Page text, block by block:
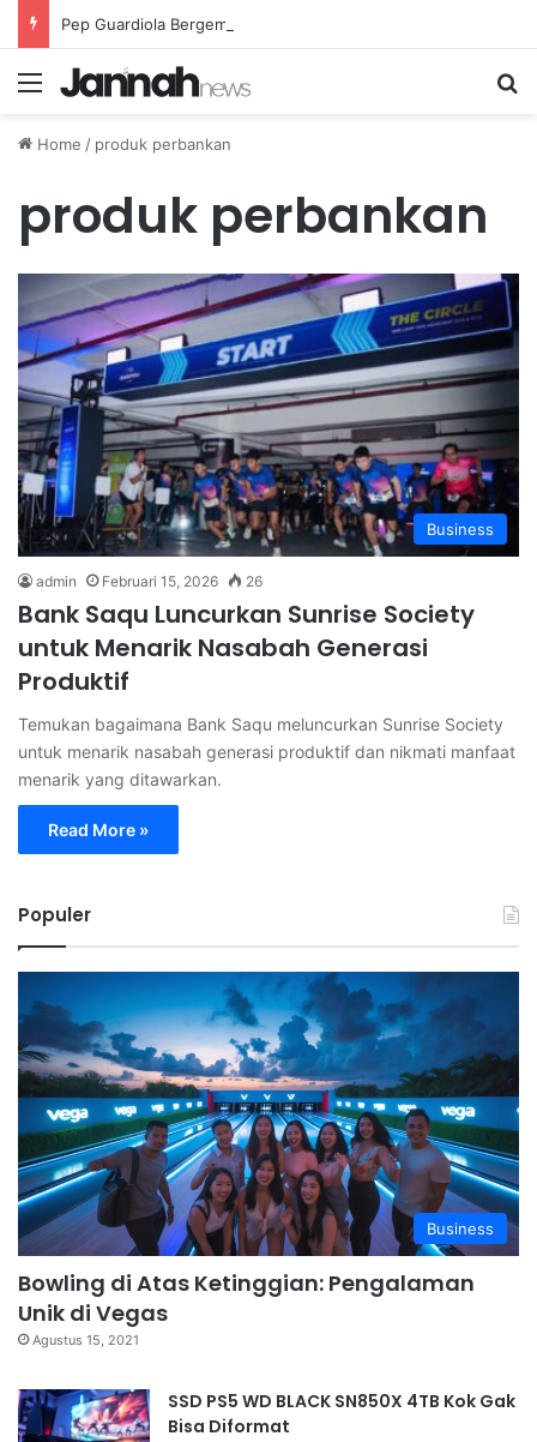
Menu
Home / produk perbankan
produk perbankan
Business
admin Februari 15, 2026 26
Bank Saqu Luncurkan Sunrise Society
untuk Menarik Nasabah Generasi
Produktif
Temukan bagaimana Bank Saqu meluncurkan Sunrise Society
untuk menarik nasabah generasi produktif dan nikmati manfaat
menarik yang ditawarkan.
Read More »
Populer
Business
Bowling di Atas Ketinggian: Pengalaman
Unik di Vegas
Agustus 15, 2021
SSD PS5 WD BLACK SN850X 4TB Kok Gak
Bisa Diformat